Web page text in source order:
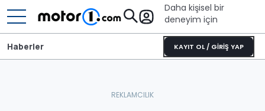
Daha kişisel bir
deneyim için
KAYIT OL / GİRİŞ YAP
Haberler